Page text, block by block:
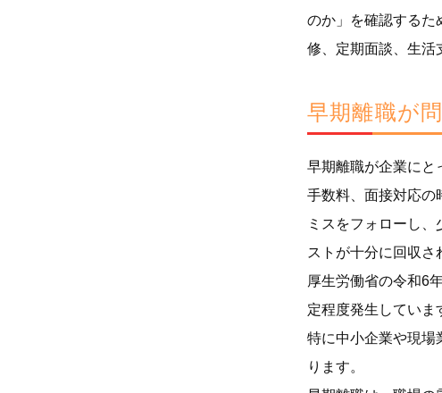
のか」を確認するた
修、定期面談、生活
早期離職が
早期離職が企業にと
手数料、面接対応の
ミスをフォローし
ストが十分に回収さ
厚生労働省の令和6
定程度発生していま
特に中小企業や現場
ります。